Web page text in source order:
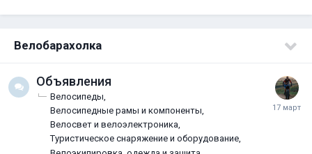
Велобарахолка
Oбъявлeния
Велосипеды
Велосипедные рамы и компоненты
Велосвет и велоэлектроника
Туристическое снаряжение и оборудование